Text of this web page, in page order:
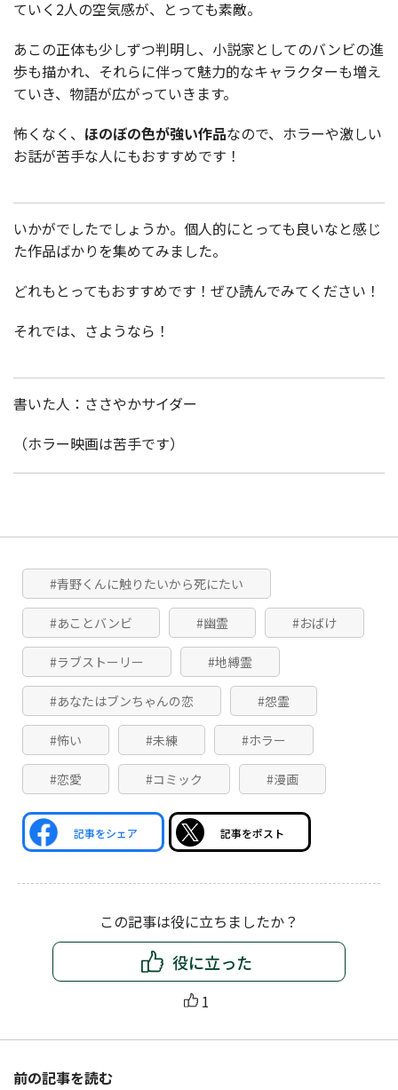
ていく2人の空気感が、とっても素敵。
あこの正体も少しずつ判明し、小説家としてのバンビの進
歩も描かれ、それらに伴って魅力的なキャラクターも増え
ていき、物語が広がっていきます。
怖くなく、 ほのぼの色が強い作品なので、ホラーや激しい
お話が苦手な人にもおすすめです！
いかがでしたでしょうか。個人的にとっても良いなと感じ
た作品ばかりを集めてみました。
どれもとってもおすすめです！ぜひ読んでみてください！
それでは、さようなら！
書いた人：ささやかサイダー
（ホラー映画は苦手です）
#青野くんに触りたいから死にたい
#あことバンビ #幽霊 #おばけ
#ラブストーリー #地縛霊
#あなたはブンちゃんの恋 #怨霊
#怖い #未練 #ホラー
#恋愛 #コミック #漫画
記事をシェア 記事をポスト
この記事は役に立ちましたか？
役に立った
1
前の記事を読む